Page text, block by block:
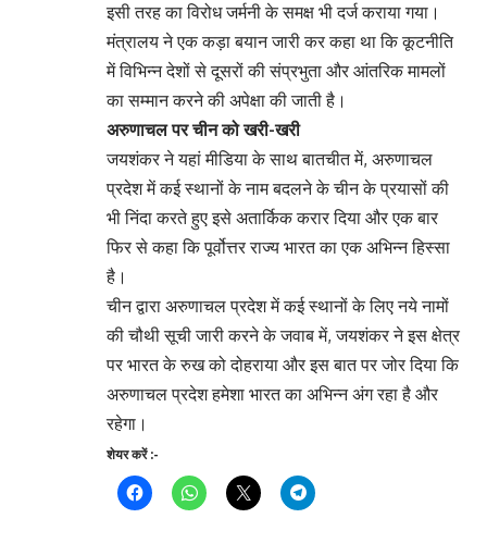
इसी तरह का विरोध जर्मनी के समक्ष भी दर्ज कराया गया।
मंत्रालय ने एक कड़ा बयान जारी कर कहा था कि कूटनीति
में विभिन्न देशों से दूसरों की संप्रभुता और आंतरिक मामलों
का सम्मान करने की अपेक्षा की जाती है।
अरुणाचल पर चीन को खरी-खरी
जयशंकर ने यहां मीडिया के साथ बातचीत में, अरुणाचल
प्रदेश में कई स्थानों के नाम बदलने के चीन के प्रयासों की
भी निंदा करते हुए इसे अतार्किक करार दिया और एक बार
फिर से कहा कि पूर्वोत्तर राज्य भारत का एक अभिन्न हिस्सा
है।
चीन द्वारा अरुणाचल प्रदेश में कई स्थानों के लिए नये नामों
की चौथी सूची जारी करने के जवाब में, जयशंकर ने इस क्षेत्र
पर भारत के रुख को दोहराया और इस बात पर जोर दिया कि
अरुणाचल प्रदेश हमेशा भारत का अभिन्न अंग रहा है और
रहेगा।
शेयर करें :-